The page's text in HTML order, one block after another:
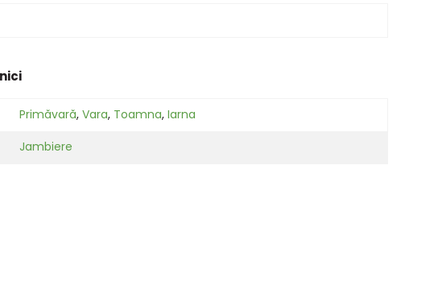
Primăvară, Vara, Toamna, Iarna
Jambiere